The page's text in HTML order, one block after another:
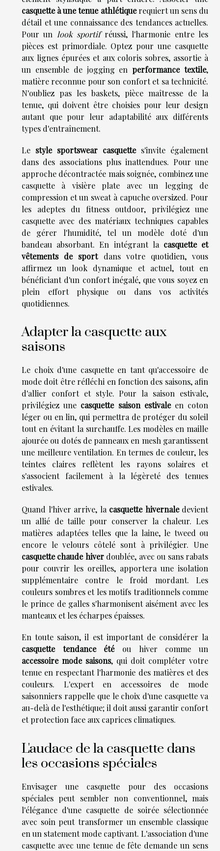
casquette à une tenue athlétiquerequiert un sens du
détail et une connaissance des tendances actuelles.
Pour un look sportifréussi, l'harmonie entre les
pièces est primordiale. Optez pour une casquette
aux lignes épurées et aux coloris sobres, assortie à
un ensemble de jogging enperformance textile,
matière reconnue pour son confort et sa technicité.
N'oubliez pas les baskets, pièce maîtresse de la
tenue, qui doivent être choisies pour leur design
autant que pour leur adaptabilité aux différents
types d'entraînement.
Le style sportswear casquettes'invite également
dans des associations plus inattendues. Pour une
approche décontractée mais soignée, combinez une
casquette à visière plate avec un legging de
compression et un sweat à capuche oversized. Pour
les adeptes du fitness outdoor, privilégiez une
casquette avec des matériaux techniques capables
de gérer l'humidité, tel un modèle doté d'un
bandeau absorbant. En intégrant la casquette et
vêtements de sportdans votre quotidien, vous
affirmez un look dynamique et actuel, tout en
bénéficiant d'un confort inégalé, que vous soyez en
plein effort physique ou dans vos activités
quotidiennes.
Adapter la casquette aux
saisons
Le choix d'une casquette en tant qu'accessoire de
mode doit être réfléchi en fonction des saisons, afin
d'allier confort et style. Pour la saison estivale,
privilégiez une casquette saison estivaleen coton
léger ou en lin, qui permettra de protéger du soleil
tout en évitant la surchauffe. Les modèles en maille
ajourée ou dotés de panneaux en mesh garantissent
une meilleure ventilation. En termes de couleur, les
teintes claires reflètent les rayons solaires et
s'associent facilement à la légèreté des tenues
estivales.
Quand l'hiver arrive, la casquette hivernaledevient
un allié de taille pour conserver la chaleur. Les
matières adaptées telles que la laine, le tweed ou
encore le velours côtelé sont à privilégier. Une
casquette chaude hiverdoublée, avec ou sans rabats
pour couvrir les oreilles, apportera une isolation
supplémentaire contre le froid mordant. Les
couleurs sombres et les motifs traditionnels comme
le prince de galles s'harmonisent aisément avec les
manteaux et les écharpes épaisses.
En toute saison, il est important de considérer la
casquette tendance étéou hiver comme un
accessoire mode saisons, qui doit compléter votre
tenue en respectant l'harmonie des matières et des
couleurs. L'expert en accessoires de mode
saisonniers rappelle que le choix d'une casquette va
au-delà de l'esthétique; il doit aussi garantir confort
et protection face aux caprices climatiques.
L'audace de la casquette dans
les occasions spéciales
Envisager une casquette pour des occasions
spéciales peut sembler non conventionnel, mais
l'élégance d'une casquette de soirée sélectionnée
avec soin peut transformer un ensemble classique
en un statement mode captivant. L'association d'une
casquette avec une tenue de fête demande un sens